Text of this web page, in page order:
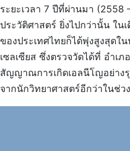
ระยะเวลา 7 ปีที่ผ่านมา
ประวัติศาสตร์ ยิ่งไปกว่านั้น ใ
ของประเทศไทยก็ได้พุ่งสูงสุดใ
เซลเซียส ซึ่งตรวจวัดได้ที่ อำเ
สัญญาณการเกิดเอลนีโญอย่าง
จากนักวิทยาศาสตร์อีกว่าในช่ว